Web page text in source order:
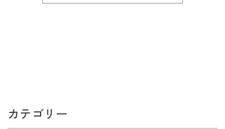
カテゴリー